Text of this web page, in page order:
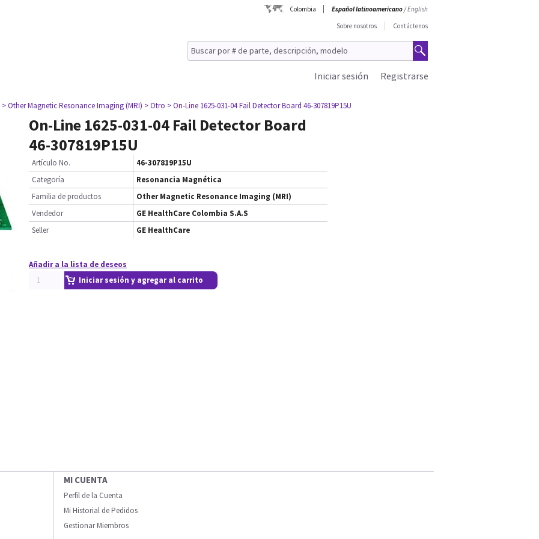
Colombia Español latinoamericano/English
Sobre nosotros
Contáctenos
Registrarse
Iniciar sesión
> Other Magnetic Resonance Imaging (MRI) > Otro > On-Line 1625-031-04 Fail Detector Board 46-307819P15U
On-Line 1625-031-04 Fail Detector Board
46-307819P15U
Artículo No.
46-307819P15U
Categoría
Resonancia Magnética
Familia de productos
Other Magnetic Resonance Imaging (MRI)
Vendedor
GE HealthCare Colombia S.A.S
Seller
GE HealthCare
Añadir a la lista de deseos
Iniciar sesión y agregar al carrito
MI CUENTA
Perfil de la Cuenta
Mi Historial de Pedidos
Gestionar Miembros